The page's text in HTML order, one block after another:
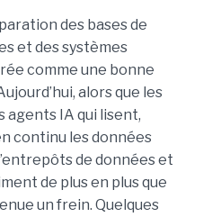
des bases de
et des systèmes
comme une bonne
alors que les
IA qui lisent,
continu les données
de données et
de plus en plus que
un frein. Quelques